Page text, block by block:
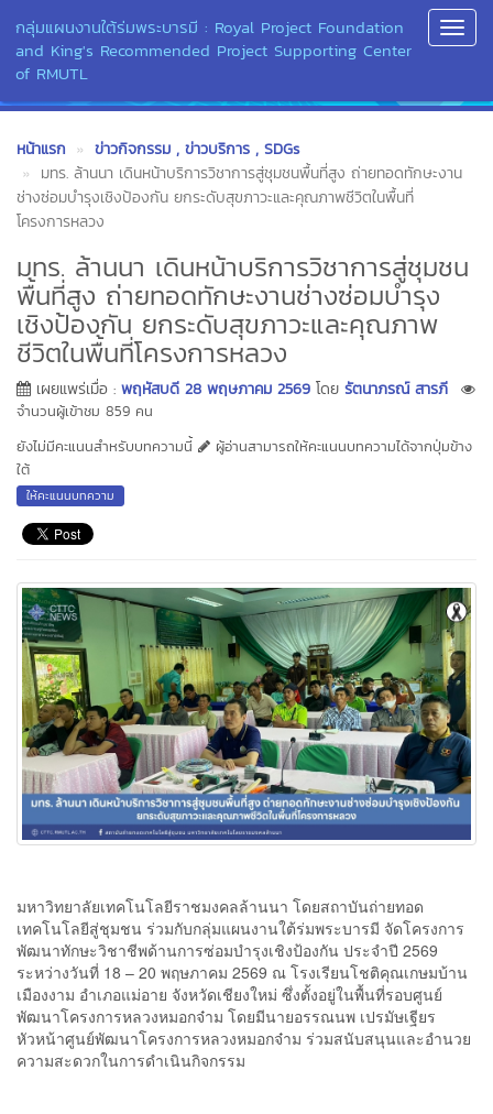
กลุ่มแผนงานใต้ร่มพระบารมี : Royal Project Foundation
and King's Recommended Project Supporting Center
of RMUTL
หน้าแรก ข่าวกิจกรรม , ข่าวบริการ , SDGs
มทร. ล้านนา เดินหน้าบริการวิชาการสู่ชุมชนพื้นที่สูง ถ่ายทอดทักษะงาน
ช่างซ่อมบำรุงเชิงป้องกัน ยกระดับสุขภาวะและคุณภาพชีวิตในพื้นที่
โครงการหลวง
มทร. ล้านนา เดินหน้าบริการวิชาการสู่ชุมชน
พื้นที่สูง ถ่ายทอดทักษะงานช่างซ่อมบำรุง
เชิงป้องกัน ยกระดับสุขภาวะและคุณภาพ
ชีวิตในพื้นที่โครงการหลวง
เผยแพร่เมื่อ : พฤหัสบดี 28 พฤษภาคม 2569 โดย รัตนาภรณ์ สารภี
จำนวนผู้เข้าชม 859 คน
ยังไม่มีคะแนนสำหรับบทความนี้
ผู้อ่านสามารถให้คะแนนบทความได้จากปุ่มข้าง
ใต้
ให้คะแนนบทความ
มหาวิทยาลัยเทคโนโลยีราชมงคลล้านนา โดยสถาบันถ่ายทอด
เทคโนโลยีสู่ชุมชน ร่วมกับกลุ่มแผนงานใต้ร่มพระบารมี จัดโครงการ
พัฒนาทักษะวิชาชีพด้านการซ่อมบำรุงเชิงป้องกัน ประจำปี 2569
ระหว่างวันที่ 18 – 20 พฤษภาคม 2569 ณ โรงเรียนโชติคุณเกษมบ้าน
เมืองงาม อำเภอแม่อาย จังหวัดเชียงใหม่ ซึ่งตั้งอยู่ในพื้นที่รอบศูนย์
พัฒนาโครงการหลวงหมอกจ๋าม โดยมีนายอรรณนพ เปรมัษเฐียร
หัวหน้าศูนย์พัฒนาโครงการหลวงหมอกจ๋าม ร่วมสนับสนุนและอำนวย
ความสะดวกในการดำเนินกิจกรรม